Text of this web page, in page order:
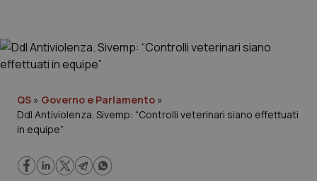
Governo e Parlamento
Regioni e Asl
QS » Governo e Parlamento »
Ddl Antiviolenza. Sivemp: “Controlli veterinari siano effettuati
in equipe”